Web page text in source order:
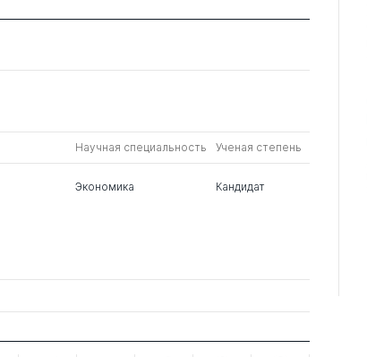
Научная специальность Ученая степень
Экономика Кандидат